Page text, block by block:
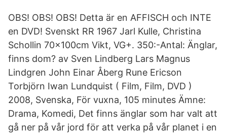
OBS! OBS! OBS! Detta är en AFFISCH och INTE
en DVD! Svenskt RR 1967 Jarl Kulle, Christina
Schollin 70x100cm Vikt, VG+. 350:-Antal: Änglar,
finns dom? av Sven Lindberg Lars Magnus
Lindgren John Einar Åberg Rune Ericson
Torbjörn Iwan Lundquist ( Film, Film, DVD )
2008, Svenska, För vuxna, 105 minutes Ämne:
Drama, Komedi, Det finns änglar som har valt att
gå ner på vår jord för att verka på vår planet i en